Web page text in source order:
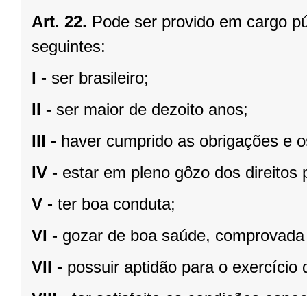
Art. 22. Pode ser provido em cargo
seguintes:
I - ser brasileiro;
II - ser maior de dezoito anos;
III - haver cumprido as obrigações e
IV - estar em pleno gôzo dos direitos
V - ter boa conduta;
VI - gozar de boa saúde,
VII - possuir aptidão para o exercício